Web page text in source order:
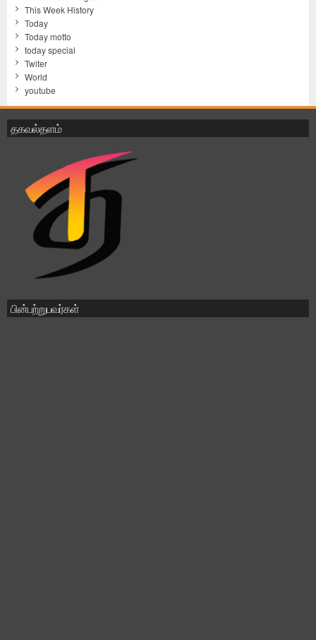
This Week History
Today
Today motto
today special
Twiter
World
youtube
தகவல்தளம்
பின்பற்றுபவர்கள்